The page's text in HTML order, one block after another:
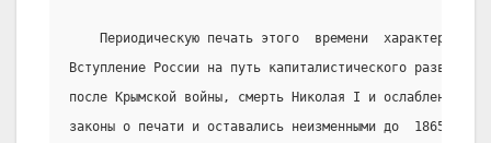
Периодическую печать этого  времени  характеризует
Вступление России на путь капиталистического
после Крымской войны, смерть Николая I и ослабление
законы о печати и оставались неизменными до  1865г.,